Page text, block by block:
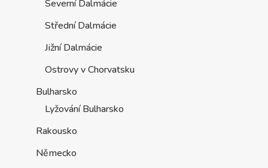
Severní Dalmácie
Střední Dalmácie
Jižní Dalmácie
Ostrovy v Chorvatsku
Bulharsko
Lyžování Bulharsko
Rakousko
Německo